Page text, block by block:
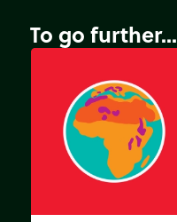
To go further...